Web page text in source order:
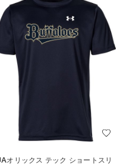
オリックス テック ショートスリ